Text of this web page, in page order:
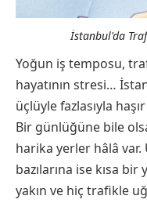
İstanbul'da
Yoğun iş temposu,
hayatının stresi…
üçlüyle fazlasıyla
Bir günlüğüne bile
harika yerler hâlâ var.
bazılarına ise kısa
yakın ve hiç trafikle